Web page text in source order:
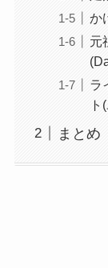
か
元
ラ
ト
まとめ